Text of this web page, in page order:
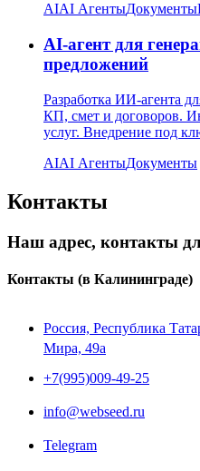
AIAI АгентыДокументы
AI-агент для
предложений
Разработка ИИ-агента
КП, смет и договоров.
услуг. Внедрение под
AIAI АгентыДокументы
Контакты
Наш адрес, контакты
Контакты (в Калининграде)
Россия, Республика
Мира, 49a
+7(995)009-49-25
info@webseed.ru
Telegram